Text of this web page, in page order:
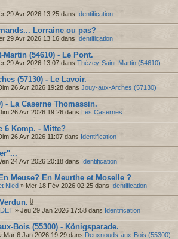
29 Avr 2026 13:25 dans Identification
Lorraine ou pas?
29 Avr 2026 13:16 dans Identification
Martin (54610) - Le Pont.
29 Avr 2026 13:07 dans Thézey-Saint-Martin (54610)
(57130) - Le Lavoir.
26 Avr 2026 19:28 dans Jouy-aux-Arches (57130)
- La Caserne Thomassin.
26 Avr 2026 19:26 dans Les Casernes
6 Komp. - Mitte?
26 Avr 2026 11:07 dans Identification
24 Avr 2026 20:18 dans Identification
Meuse? En Meurthe et Moselle ?
Nied » Mer 18 Fév 2026 02:25 dans Identification
» Jeu 29 Jan 2026 17:58 dans Identification
Bois (55300) - Königsparade.
Mar 6 Jan 2026 19:29 dans Deuxnouds-aux-Bois (55300)